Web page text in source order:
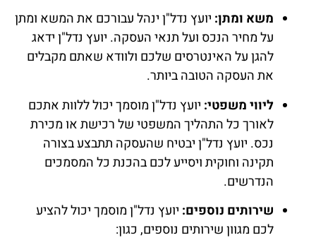
משא ומתן: יועץ נדל"ן ינהל עבורכם את המשא ומתן
על מחיר הנכס ועל תנאי העסקה. יועץ נדל"ן ידאג
להגן על האינטרסים שלכם ולוודא שאתם מקבלים
את העסקה הטובה ביותר.
ליווי משפטי: יועץ נדל"ן מוסמך יכול ללוות אתכם
לאורך כל התהליך המשפטי של רכישת או מכירת
נכס. יועץ נדל"ן יבטיח שהעסקה תתבצע בצורה
תקינה וחוקית ויסייע לכם בהכנת כל המסמכים
הנדרשים.
שירותים נוספים: יועץ נדל"ן מוסמך יכול להציע
לכם מגוון שירותים נוספים, כגון: